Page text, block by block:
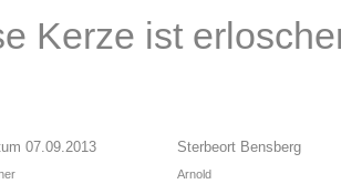
Kerze ist
07.09.2013 Sterbeort Bensberg
Arnold